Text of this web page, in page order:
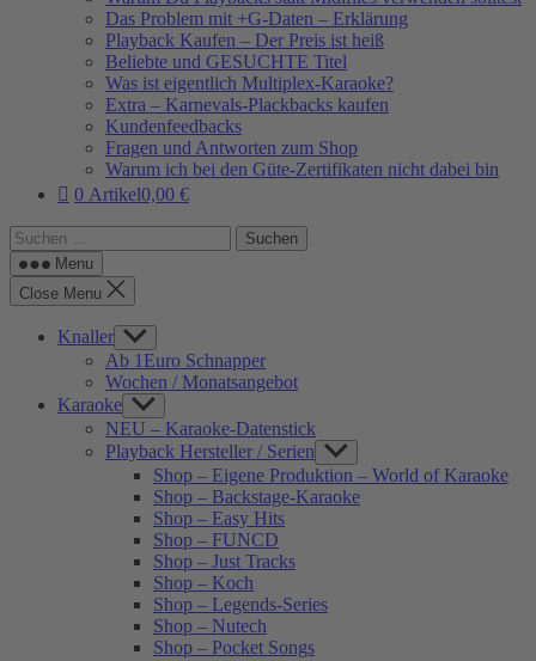
Das Problem mit +G-Daten – Erklärung
Playback Kaufen – Der Preis ist heiß
Beliebte und GESUCHTE Titel
Was ist eigentlich Multiplex-Karaoke?
Extra – Karnevals-Plackbacks kaufen
Kundenfeedbacks
Fragen und Antworten zum Shop
Warum ich bei den Güte-Zertifikaten nicht dabei bin
0 Artikel0,00 €
Suchen
nach: Menu
Close Menu
Knaller Show
sub
menu
Ab 1Euro Schnapper
Wochen / Monatsangebot
Karaoke Show
sub
menu
NEU – Karaoke-Datenstick
Playback Hersteller / Serien Show
sub
menu
Shop – Eigene Produktion – World of Karaoke
Shop – Backstage-Karaoke
Shop – Easy Hits
Shop – FUNCD
Shop – Just Tracks
Shop – Koch
Shop – Legends-Series
Shop – Nutech
Shop – Pocket Songs